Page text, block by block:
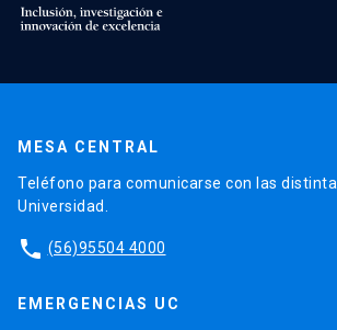
MESA CENTRAL
Teléfono para comunicarse con las
Universidad.
phone (56)95504 4000
EMERGENCIAS UC